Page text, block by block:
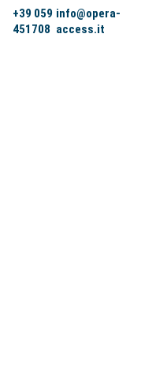
+39 059
451708
info@opera-
access.it